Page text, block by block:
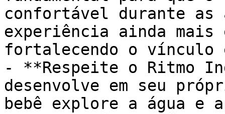
confortável durante as
experiência ainda mais
fortalecendo o vínculo
- **Respeite o Ritmo
desenvolve em seu
bebê explore a água e